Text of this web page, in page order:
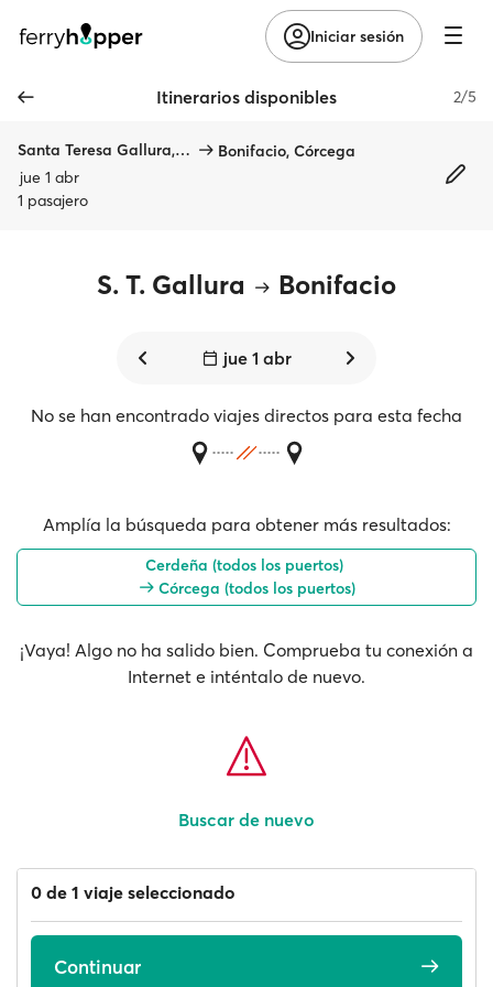
Iniciar sesión
Itinerarios disponibles 2/5
Santa Teresa Gallura, Cerdeña
Bonifacio, Córcega
jue 1 abr
1 pasajero
S. T. Gallura Bonifacio
jue 1 abr
No se han encontrado viajes directos para esta fecha
Amplía la búsqueda para obtener más resultados:
Cerdeña (todos los puertos)
Córcega (todos los puertos)
¡Vaya! Algo no ha salido bien. Comprueba tu conexión a
Internet e inténtalo de nuevo.
Buscar de nuevo
0 de 1 viaje seleccionado
Continuar